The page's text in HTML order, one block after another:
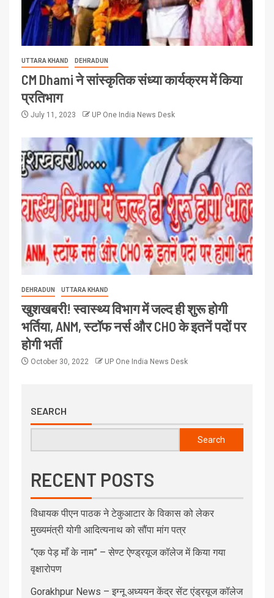
UTTARA KHAND DEHRADUN
CM Dhami ने सांस्कृतिक संध्या कार्यक्रम में किया
प्रतिभाग
July 11, 2023 UP One India News Desk
DEHRADUN UTTARA KHAND
खुशखबरी! स्वास्थ्य विभाग में जल्द ही शुरू होगी
भर्तिया, ANM, स्टॉफ नर्स और CHO के इतनें पदों पर
होगी भर्ती
October 30, 2022 UP One India News Desk
SEARCH
Search
RECENT POSTS
विधायक पीएन पाठक ने टेकुआटार के विकास को लेकर
मुख्यमंत्री योगी आदित्यनाथ को सौंपा मांग पत्र
“एक पेड़ माँ के नाम” – सेण्ट ऐण्ड्रयूज कॉलेज में किया गया
वृक्षारोपण
Gorakhpur News – इग्नू अध्ययन केंद्र सेंट एंड्रयूज कॉलेज